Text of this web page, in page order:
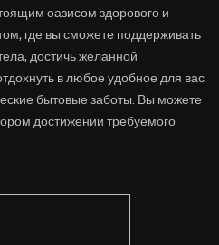
оазисом здорового и
где вы сможете поддерживать
достичь желанной
в любое удобное для вас
бытовые заботы. Вы можете
достижении требуемого